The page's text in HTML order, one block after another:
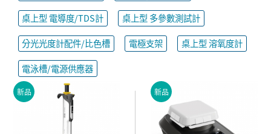
桌上型 電導度/TDS計
桌上型 多參數測試計
分光光度計配件/比色槽
電極支架
桌上型 溶氧度計
電泳槽/電源供應器
新品 新品